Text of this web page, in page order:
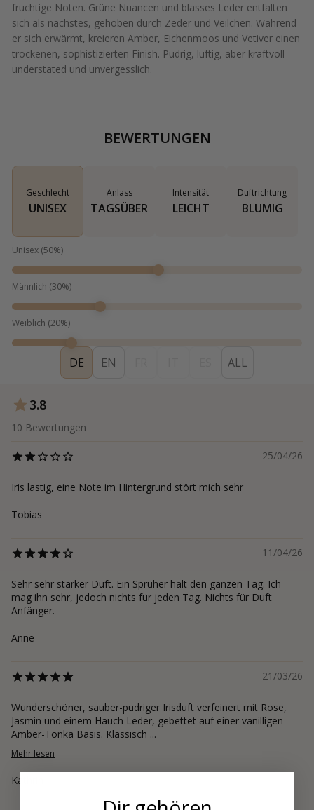
fruchtige Noten. Grüne Nuancen und blasses Leder entfalten
sich als nächstes, gehoben durch Zeder und Veilchen. Während
er sich erwärmt, kreieren Amber, Eichenmoos und Vetiver einen
trockenen, sophistizierten Finish. Pudrig, luftig, aber kraftvoll –
understated und unvergesslich.
BEWERTUNGEN
Geschlecht
UNISEX
Anlass
TAGSÜBER
Intensität
LEICHT
Duftrichtung
BLUMIG
Unisex (50%)
Männlich (30%)
Weiblich (20%)
DE EN ALL
3.8
10 Bewertungen
25/04/26
Iris lastig, eine Note im Hintergrund stört mich sehr
Tobias
11/04/26
Sehr sehr starker Duft. Ein Sprüher hält den ganzen Tag. Ich
mag ihn sehr, jedoch nichts für jeden Tag. Nichts für Duft
Anfänger.
Anne
21/03/26
Wunderschöner, sauber-pudriger Irisduft verfeinert mit Rose,
Jasmin und einem Hauch Leder, gebettet auf einer vanilligen
Amber-Tonka Basis. Klassisch ...
Mehr lesen
Kathrin